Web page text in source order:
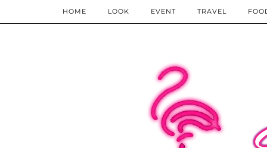
HOME LOOK EVENT TRAVEL